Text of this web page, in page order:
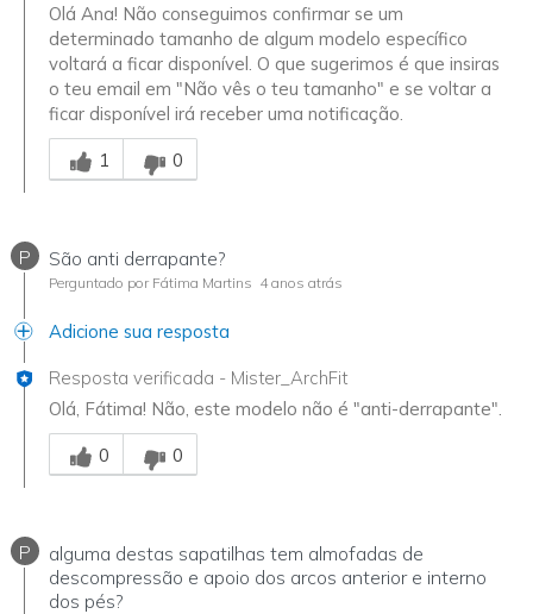
Olá Ana! Não conseguimos confirmar se um
determinado tamanho de algum modelo específico
voltará a ficar disponível. O que sugerimos é que insiras
o teu email em "Não vês o teu tamanho" e se voltar a
ficar disponível irá receber uma notificação.
Essa resposta foi útil para você
1
0
P São anti derrapante?
Perguntado por Fátima Martins 4 anos atrás
Adicione sua resposta
Resposta verificada - Mister_ArchFit
Olá, Fátima! Não, este modelo não é "anti-derrapante".
Essa resposta foi útil para você
0
0
P
alguma destas sapatilhas tem almofadas de
descompressão e apoio dos arcos anterior e interno
dos pés?